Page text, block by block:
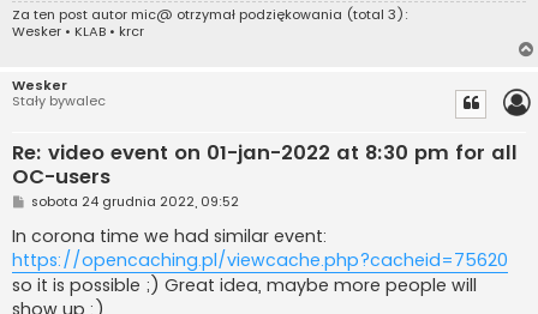
Za ten post autor mic@ otrzymał podziękowania (total 3):
Wesker • KLAB • krcr
Wesker
Stały bywalec
Re: video event on 01-jan-2022 at 8:30 pm for all
OC-users
P
s
sobota 24 grudnia 2022, 09:52
In corona time we had similar event:
https://opencaching.pl/viewcache.php?cacheid=75620
so it is possible ;) Great idea, maybe more people will